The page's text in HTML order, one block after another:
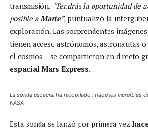
transmisión. “Tendrás la oportunidad de
posible a Marte”, puntualizó la
exploración. Las sorprendentes
tienen acceso astrónomos, astronautas
el cosmos— se compartieron en directo
espacial Mars Express.
La sonda espacial ha recopilado imágenes increíbles
NASA
Esta sonda se lanzó por primera vez